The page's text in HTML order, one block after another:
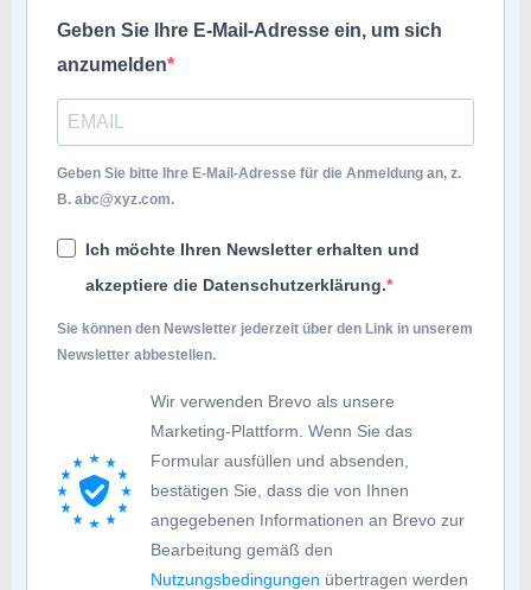
Geben Sie Ihre E-Mail-Adresse ein, um sich
anzumelden
Geben Sie bitte Ihre E-Mail-Adresse für die Anmeldung an, z.
B. abc@xyz.com.
Ich möchte Ihren Newsletter erhalten und
akzeptiere die Datenschutzerklärung.
Sie können den Newsletter jederzeit über den Link in unserem
Newsletter abbestellen.
Wir verwenden Brevo als unsere
Marketing-Plattform. Wenn Sie das
Formular ausfüllen und absenden,
bestätigen Sie, dass die von Ihnen
angegebenen Informationen an Brevo zur
Bearbeitung gemäß den
Nutzungsbedingungen übertragen werden